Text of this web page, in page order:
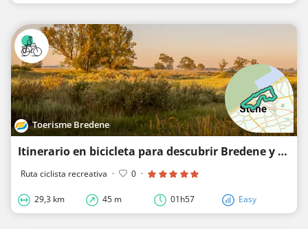
Toerisme Bredene
Itinerario en bicicleta para descubrir Bredene y Ostende
Ruta ciclista recreativa · 0 ·
29,3 km 45 m 01h57 Easy